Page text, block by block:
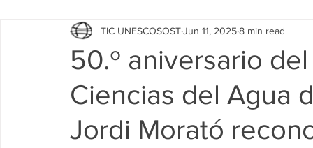
Education Proyectos Projectes
Investigación Recerca Research Investigacion
50.º aniversario
Ciencias del Agua
Jordi Morató
TIC UNESCOSOSTJun 11, 20258 min read